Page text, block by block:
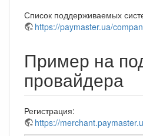
Список поддерживаемых
https://paymaster.ua/
Пример на
провайдера
Регистрация:
https://